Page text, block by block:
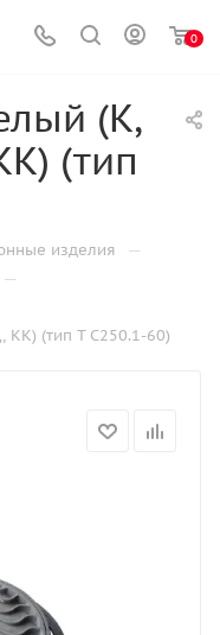
0
(К,
(тип
изделия —
—
КК) (тип Т С250.1-60)